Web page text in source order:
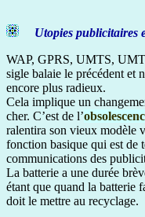
Utopies publicitaires
WAP, GPRS, UMTS,
sigle balaie le précédent et
encore plus radieux.
Cela implique un
cher. C’est de l’
ralentira son vieux modèle
fonction basique qui est de
communications des
La batterie a une durée
étant que quand la batterie
doit le mettre au recyclage.